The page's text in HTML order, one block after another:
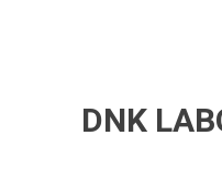
DNK